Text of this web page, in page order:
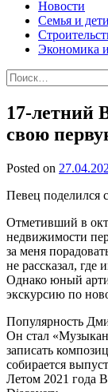
Новости
Семья и дети
Экономика
Найти:
17-летний
свою
Posted on
Певец поделился
Отметивший в
недвижимости
за меня
не рассказал, где
Однако юный
экскурсию по
Популярность
Он стал
записать
собирается
Летом 2021 года